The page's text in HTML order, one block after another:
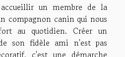
un membre de la
compagnon canin qui nous
au quotidien. Créer un
son fidèle ami n'est pas
c'est une démarche